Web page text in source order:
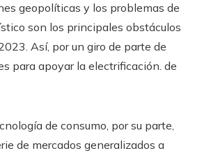
geopolíticas y los problemas de
son los principales obstáculos
Así, por un giro de parte de
para apoyar la electrificación. de
de consumo, por su parte,
de mercados generalizados a